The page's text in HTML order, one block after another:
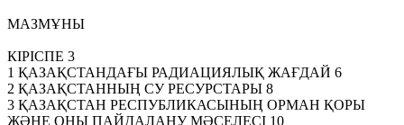
МАЗМҰНЫ
КІРІСПЕ 3
1 ҚАЗАҚСТАНДАҒЫ РАДИАЦИЯЛЫҚ ЖАҒДАЙ 6
2 ҚАЗАҚСТАННЫҢ СУ РЕСУРСТАРЫ 8
3 ҚАЗАҚСТАН РЕСПУБЛИКАСЫНЫҢ ОРМАН ҚОРЫ
ЖӘНЕ ОНЫ ПАЙДАЛАНУ МӘСЕЛЕСІ 10